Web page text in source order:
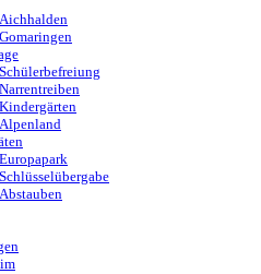
Aichhalden
Gomaringen
Schülerbefreiung
Narrentreiben
Kindergärten
Alpenland
Europapark
Schlüsselübergabe
Abstauben